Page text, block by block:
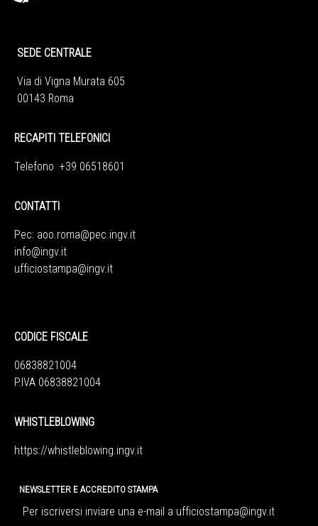
SEDE CENTRALE
Via di Vigna Murata 605
00143 Roma
RECAPITI TELEFONICI
Telefono +39 06518601
CONTATTI
Pec: aoo.roma@pec.ingv.it
info@ingv.it
ufficiostampa@ingv.it
CODICE FISCALE
06838821004
P.IVA 06838821004
WHISTLEBLOWING
https://whistleblowing.ingv. it
NEWSLETTER E ACCREDITO STAMPA
Per iscriversi inviare una e-mail a ufficiostampa@ingv.it